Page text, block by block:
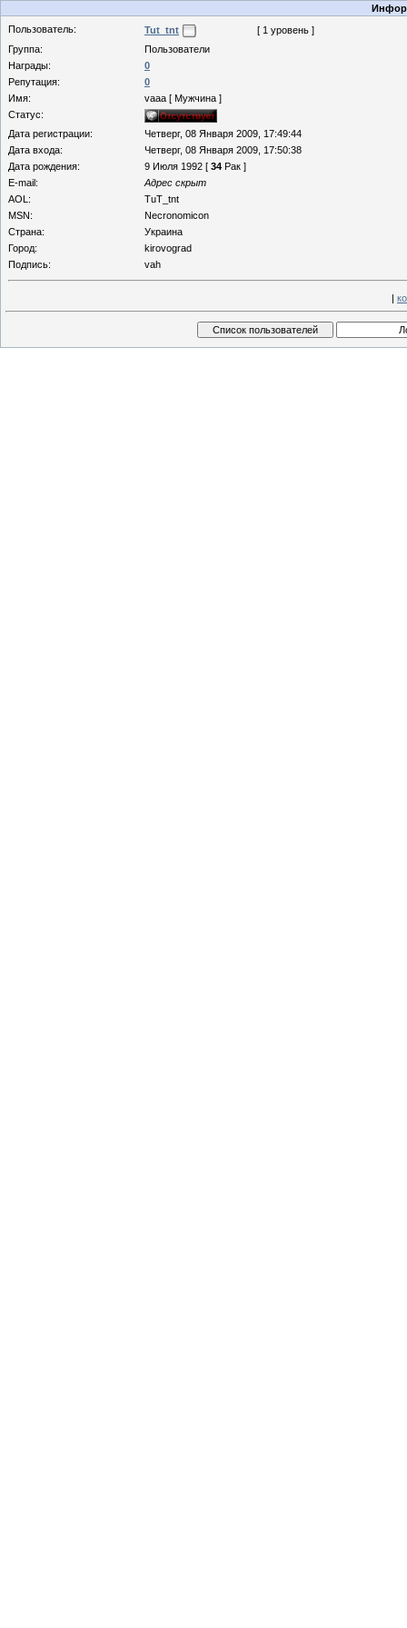
Пользователь:
Tut_tnt
[ 1 уровень ]
Группа:
Пользователи
Награды:
0
Репутация:
0
Имя:
vaaa [ Мужчина ]
Статус:
Дата регистрации:
Четверг, 08 Января 2009, 17:49:44
Дата входа:
Четверг, 08 Января 2009, 17:50:38
Дата рождения:
9 Июля 1992 [ 34 Рак ]
E-mail:
Адрес скрыт
AOL:
TuT_tnt
MSN:
Necronomicon
Страна:
Украина
Город:
kirovograd
Подпись:
vah
|